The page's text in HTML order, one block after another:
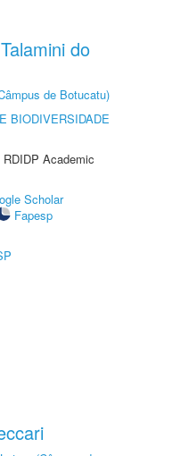
do
de Botucatu)
BIODIVERSIDADE
Academic
Scholar
Fapesp